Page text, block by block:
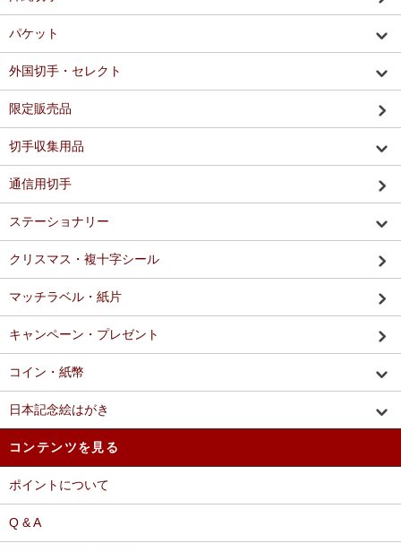
パケット
外国切手・セレクト
限定販売品
切手収集用品
通信用切手
ステーショナリー
クリスマス・複十字シール
マッチラベル・紙片
キャンペーン・プレゼント
コイン・紙幣
日本記念絵はがき
コンテンツを見る
ポイントについて
Q & A